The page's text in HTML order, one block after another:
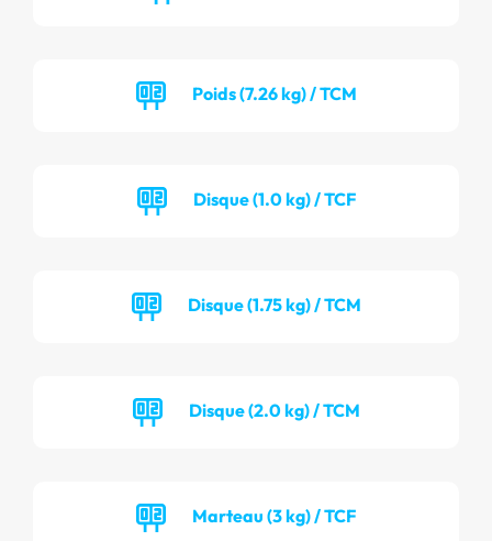
Poids (7.26 kg) / TCM
Disque (1.0 kg) / TCF
Disque (1.75 kg) / TCM
Disque (2.0 kg) / TCM
Marteau (3 kg) / TCF